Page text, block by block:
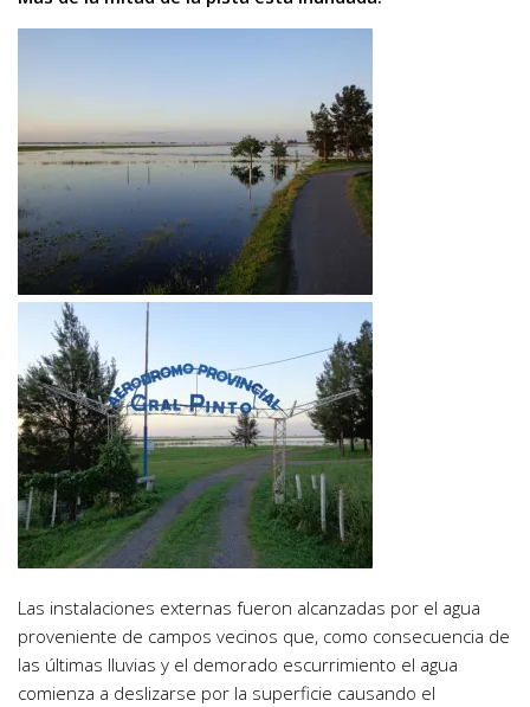
Las instalaciones externas fueron alcanzadas por el agua
proveniente de campos vecinos que, como consecuencia de
las últimas lluvias y el demorado escurrimiento el agua
comienza a deslizarse por la superficie causando el